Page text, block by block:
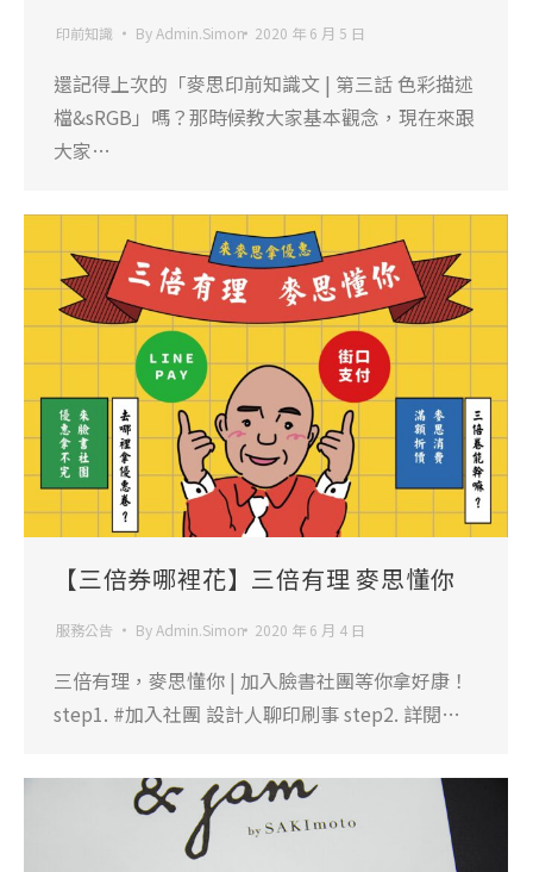
印前知識 ByAdmin.Simon 2020 年 6 月 5 日
還記得上次的「麥思印前知識文 | 第三話 色彩描述
檔&sRGB」嗎？那時候教大家基本觀念，現在來跟
大家…
【三倍券哪裡花】三倍有理 麥思懂你
服務公告 ByAdmin.Simon 2020 年 6 月 4 日
三倍有理，麥思懂你 | 加入臉書社團等你拿好康！
step1. #加入社團 設計人聊印刷事 step2. 詳閱…